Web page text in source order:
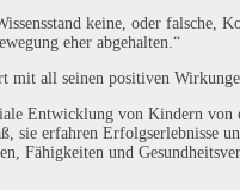
keine, oder falsche,
eher abgehalten.“
all seinen positiven
Entwicklung von Kindern
sie erfahren Erfolgserlebnisse
Fähigkeiten und